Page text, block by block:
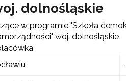
dolnośląskie
w programie "Szkoła
woj. dolnośląskie